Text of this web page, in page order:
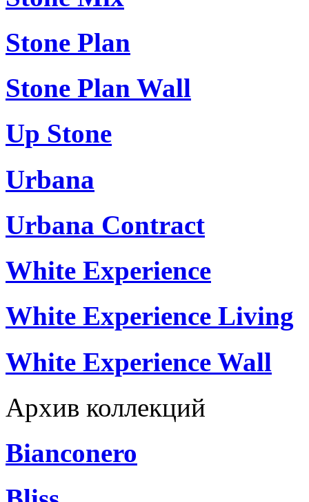
Stone Plan
Stone Plan Wall
Up Stone
Urbana
Urbana Contract
White Experience
White Experience Living
White Experience Wall
Архив коллекций
Bianconero